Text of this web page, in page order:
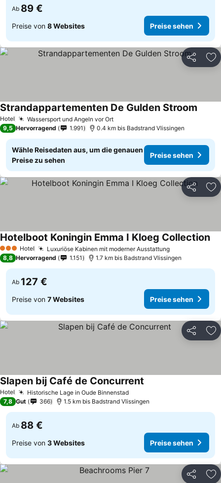
Ab 89 €
Preise von 8 Websites Preise sehen
Teilen
Hotel Wassersport und Angeln vor Ort
Strandappartementen De Gulden Stroom
9,5 Hervorragend 1.991 0.4 km bis Badstrand Vlissingen
Wähle Reisedaten aus, um die genauen
Preise zu sehen
Preise sehen
Teilen
3 SterneHotel Luxuriöse Kabinen mit moderner Ausstattung
Hotelboot Koningin Emma I Kloeg Collection
8,8 Hervorragend 1.151 1.7 km bis Badstrand Vlissingen
Ab 127 €
Preise von 7 Websites Preise sehen
Teilen
Hotel Historische Lage in Oude Binnenstad
Slapen bij Café de Concurrent
7,8 Gut 366 1.5 km bis Badstrand Vlissingen
Ab 88 €
Preise von 3 Websites Preise sehen
Teilen